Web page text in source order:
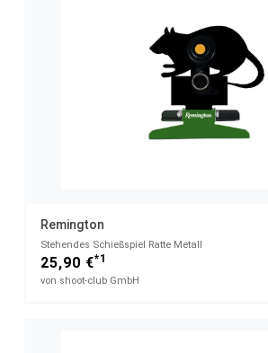
Remington
Stehendes Schießspiel Ratte Metall
25,90 €*1
von shoot-club GmbH